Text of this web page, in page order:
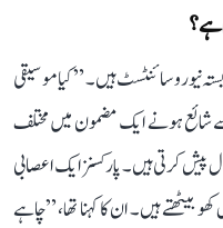
ہے؟
نیورو سائنٹسٹ ہیں۔ ”کیا موسیقی
شائع ہونے ایک مضمون میں مختلف
پیش کرتی ہیں۔ پارکسنز ایک اعصابی
بیٹھتے ہیں۔ ان کا کہنا تھا، ”چاہے